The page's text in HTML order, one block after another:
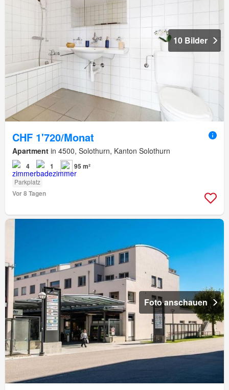
10 Bilder
CHF 1'720/Monat
Apartment in 4500, Solothurn, Kanton Solothurn
4 1 95 m²
Parkplatz
Vor 8 Tagen
Foto anschauen